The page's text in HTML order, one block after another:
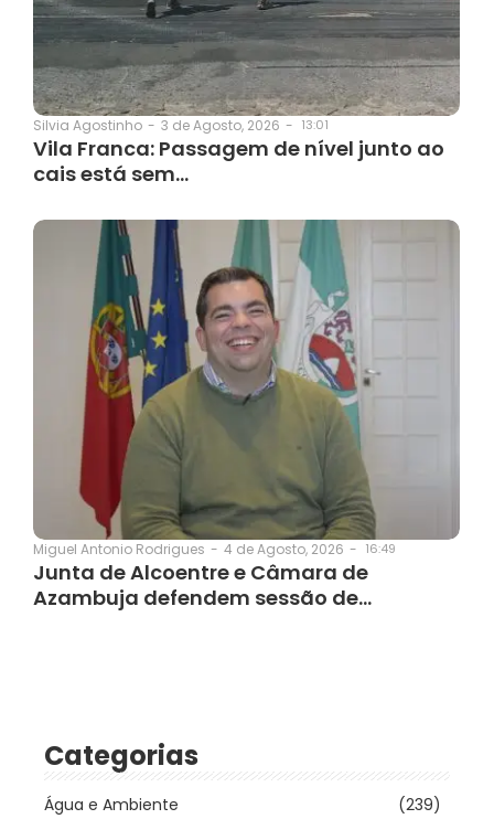
Silvia Agostinho - 3 de Agosto, 2026 - 13:01
Vila Franca: Passagem de nível junto ao
cais está sem…
Miguel Antonio Rodrigues - 4 de Agosto, 2026 - 16:49
Junta de Alcoentre e Câmara de
Azambuja defendem sessão de…
Categorias
Água e Ambiente
(239)